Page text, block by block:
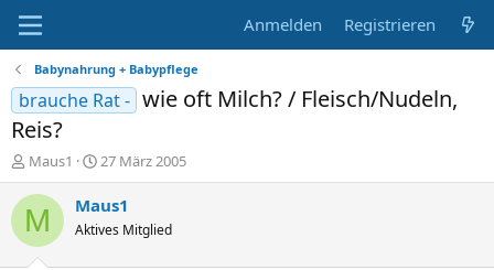
Anmelden Registrieren
Babynahrung + Babypflege
brauche Rat - wie oft Milch? / Fleisch/Nudeln,
Reis?
E
r
s
t
Maus1
E
r
s
e
27 März 2005
M Maus1
Aktives Mitglied